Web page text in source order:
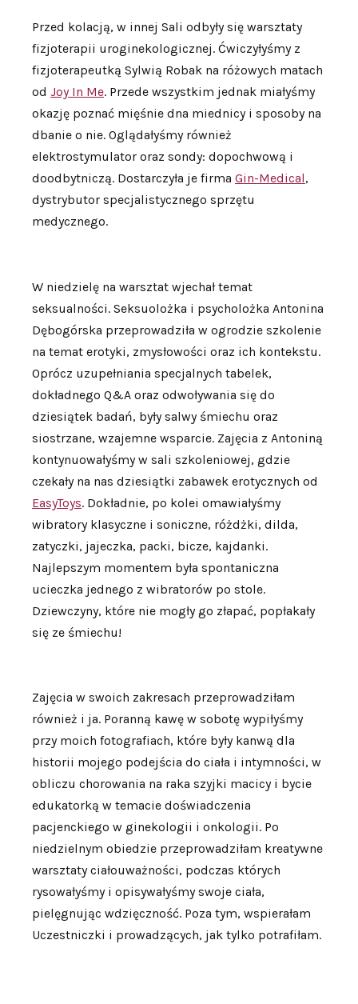
Przed kolacją, w innej Sali odbyły się warsztaty
fizjoterapii uroginekologicznej. Ćwiczyłyśmy z
fizjoterapeutką Sylwią Robak na różowych matach
od Joy In Me. Przede wszystkim jednak miałyśmy
okazję poznać mięśnie dna miednicy i sposoby na
dbanie o nie. Oglądałyśmy również
elektrostymulator oraz sondy: dopochwową i
doodbytniczą. Dostarczyła je firma Gin-Medical,
dystrybutor specjalistycznego sprzętu
medycznego.
W niedzielę na warsztat wjechał temat
seksualności. Seksuolożka i psycholożka Antonina
Dębogórska przeprowadziła w ogrodzie szkolenie
na temat erotyki, zmysłowości oraz ich kontekstu.
Oprócz uzupełniania specjalnych tabelek,
dokładnego Q&A oraz odwoływania się do
dziesiątek badań, były salwy śmiechu oraz
siostrzane, wzajemne wsparcie. Zajęcia z Antoniną
kontynuowałyśmy w sali szkoleniowej, gdzie
czekały na nas dziesiątki zabawek erotycznych od
EasyToys. Dokładnie, po kolei omawiałyśmy
wibratory klasyczne i soniczne, różdżki, dilda,
zatyczki, jajeczka, packi, bicze, kajdanki.
Najlepszym momentem była spontaniczna
ucieczka jednego z wibratorów po stole.
Dziewczyny, które nie mogły go złapać, popłakały
się ze śmiechu!
Zajęcia w swoich zakresach przeprowadziłam
również i ja. Poranną kawę w sobotę wypiłyśmy
przy moich fotografiach, które były kanwą dla
historii mojego podejścia do ciała i intymności, w
obliczu chorowania na raka szyjki macicy i bycie
edukatorką w temacie doświadczenia
pacjenckiego w ginekologii i onkologii. Po
niedzielnym obiedzie przeprowadziłam kreatywne
warsztaty ciałouważności, podczas których
rysowałyśmy i opisywałyśmy swoje ciała,
pielęgnując wdzięczność. Poza tym, wspierałam
Uczestniczki i prowadzących, jak tylko potrafiłam.